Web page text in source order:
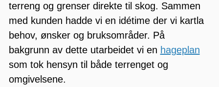
terreng og grenser direkte til skog. Sammen
med kunden hadde vi en idétime der vi kartla
behov, ønsker og bruksområder. På
bakgrunn av dette utarbeidet vi en hageplan
som tok hensyn til både terrenget og
omgivelsene.